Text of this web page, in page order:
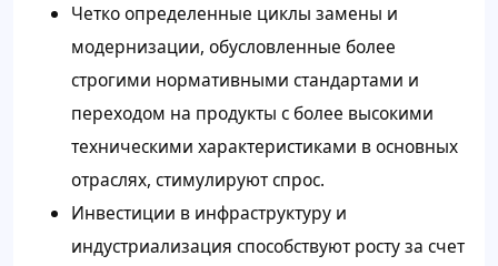
Четко определенные циклы замены и
модернизации, обусловленные более
строгими нормативными стандартами и
переходом на продукты с более высокими
техническими характеристиками в основных
отраслях, стимулируют спрос.
Инвестиции в инфраструктуру и
индустриализация способствуют росту за счет